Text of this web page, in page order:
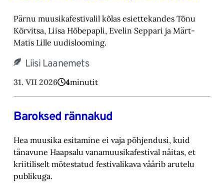
Pärnu muusikafestivalil kõlas esiettekandes Tõnu
Kõrvitsa, Liisa Hõbepapli, Evelin Seppari ja Märt-
Matis Lille uudislooming.
Liisi Laanemets
31. VII 2026 4minutit
Baroksed rännakud
Hea muusika esitamine ei vaja põhjendusi, kuid
tänavune Haapsalu vanamuusikafestival näitas, et
kriitiliselt mõtestatud festivalikava väärib arutelu
publikuga.